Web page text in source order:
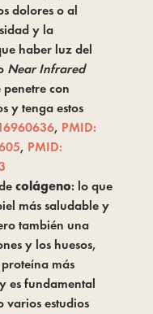
dolores o al
y la
haber luz del
Near Infrared
con
y tenga estos
, PMID:
, PMID:
colágeno: lo que
más saludable y
también una
y los huesos,
más
es fundamental
varios estudios